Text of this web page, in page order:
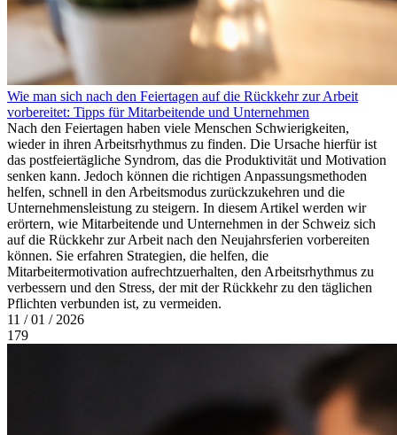
Wie man sich nach den Feiertagen auf die Rückkehr zur Arbeit
vorbereitet: Tipps für Mitarbeitende und Unternehmen
Nach den Feiertagen haben viele Menschen Schwierigkeiten,
wieder in ihren Arbeitsrhythmus zu finden. Die Ursache hierfür ist
das postfeiertägliche Syndrom, das die Produktivität und Motivation
senken kann. Jedoch können die richtigen Anpassungsmethoden
helfen, schnell in den Arbeitsmodus zurückzukehren und die
Unternehmensleistung zu steigern. In diesem Artikel werden wir
erörtern, wie Mitarbeitende und Unternehmen in der Schweiz sich
auf die Rückkehr zur Arbeit nach den Neujahrsferien vorbereiten
können. Sie erfahren Strategien, die helfen, die
Mitarbeitermotivation aufrechtzuerhalten, den Arbeitsrhythmus zu
verbessern und den Stress, der mit der Rückkehr zu den täglichen
Pflichten verbunden ist, zu vermeiden.
11 / 01 / 2026
179